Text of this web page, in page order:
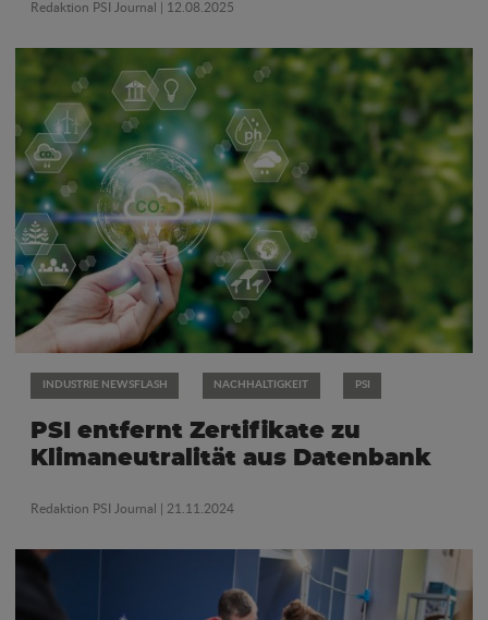
Redaktion PSI Journal | 12.08.2025
INDUSTRIE NEWSFLASH NACHHALTIGKEIT PSI
PSI entfernt Zertifikate zu
Klimaneutralität aus Datenbank
Redaktion PSI Journal | 21.11.2024